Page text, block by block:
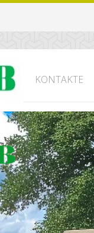
KONTAKTE